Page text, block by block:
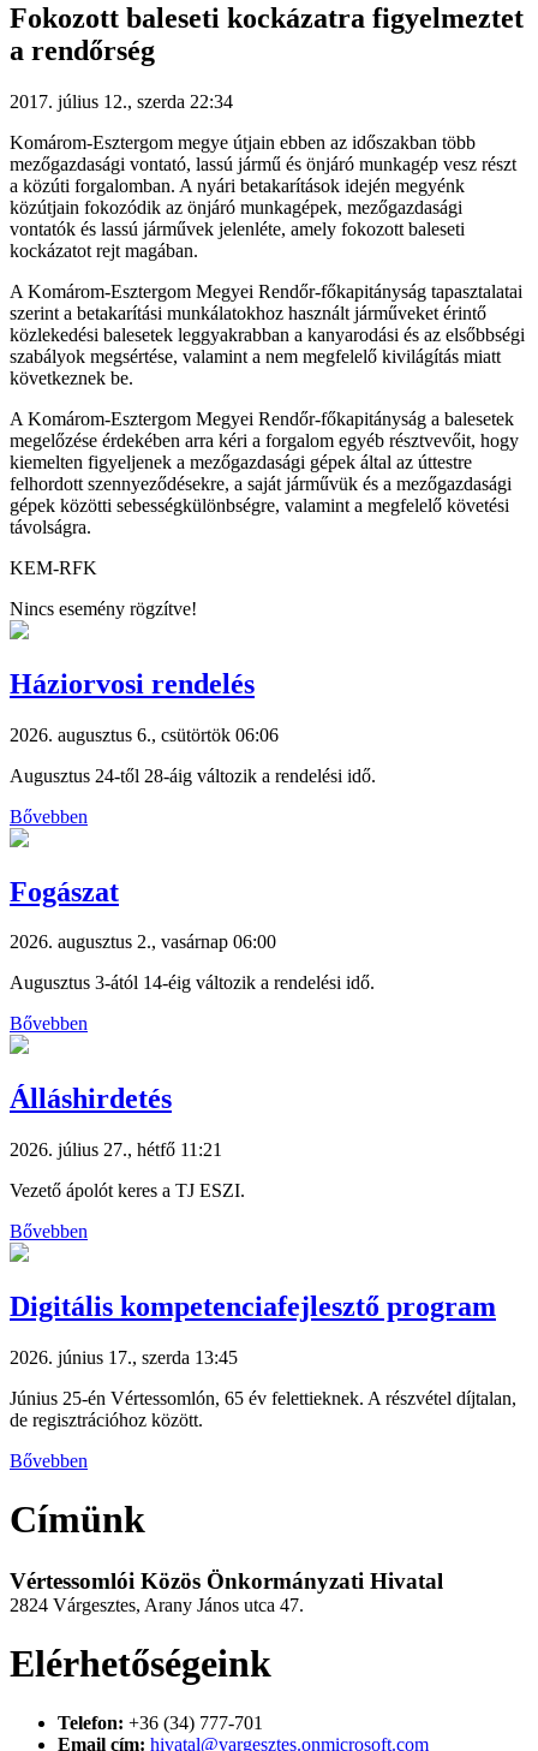
Fokozott baleseti kockázatra figyelmeztet
a rendőrség
2017. július 12., szerda 22:34
Komárom-Esztergom megye útjain ebben az időszakban több
mezőgazdasági vontató, lassú jármű és önjáró munkagép vesz részt
a közúti forgalomban. A nyári betakarítások idején megyénk
közútjain fokozódik az önjáró munkagépek, mezőgazdasági
vontatók és lassú járművek jelenléte, amely fokozott baleseti
kockázatot rejt magában.
A Komárom-Esztergom Megyei Rendőr-főkapitányság tapasztalatai
szerint a betakarítási munkálatokhoz használt járműveket érintő
közlekedési balesetek leggyakrabban a kanyarodási és az elsőbbségi
szabályok megsértése, valamint a nem megfelelő kivilágítás miatt
következnek be.
A Komárom-Esztergom Megyei Rendőr-főkapitányság a balesetek
megelőzése érdekében arra kéri a forgalom egyéb résztvevőit, hogy
kiemelten figyeljenek a mezőgazdasági gépek által az úttestre
felhordott szennyeződésekre, a saját járművük és a mezőgazdasági
gépek közötti sebességkülönbségre, valamint a megfelelő követési
távolságra.
KEM-RFK
Nincs esemény rögzítve!
Háziorvosi rendelés
2026. augusztus 6., csütörtök 06:06
Augusztus 24-től 28-áig változik a rendelési idő.
Bővebben
Fogászat
2026. augusztus 2., vasárnap 06:00
Augusztus 3-ától 14-éig változik a rendelési idő.
Bővebben
Álláshirdetés
2026. július 27., hétfő 11:21
Vezető ápolót keres a TJ ESZI.
Bővebben
Digitális kompetenciafejlesztő program
2026. június 17., szerda 13:45
Június 25-én Vértessomlón, 65 év felettieknek. A részvétel díjtalan,
de regisztrációhoz között.
Bővebben
Címünk
Vértessomlói Közös Önkormányzati Hivatal
2824 Várgesztes, Arany János utca 47.
Elérhetőségeink
Telefon: +36 (34) 777-701
Email cím: hivatal@vargesztes.onmicrosoft.com